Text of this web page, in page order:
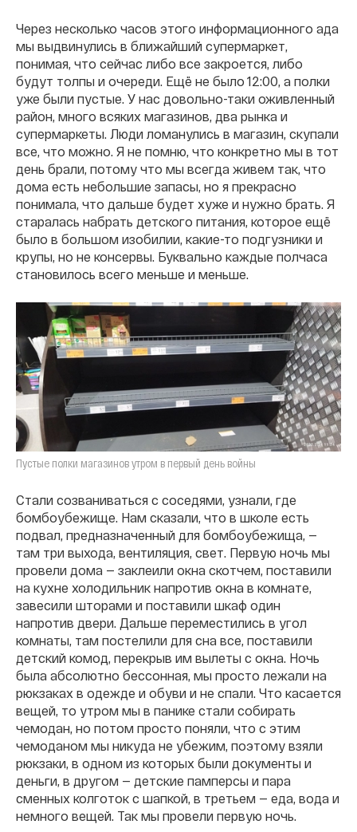
Через несколько часов этого информационного ада
мы выдвинулись в ближайший супермаркет,
понимая, что сейчас либо все закроется, либо
будут толпы и очереди. Ещё не было 12:00, а полки
уже были пустые. У нас довольно-таки оживленный
район, много всяких магазинов, два рынка и
супермаркеты. Люди ломанулись в магазин, скупали
все, что можно. Я не помню, что конкретно мы в тот
день брали, потому что мы всегда живем так, что
дома есть небольшие запасы, но я прекрасно
понимала, что дальше будет хуже и нужно брать. Я
старалась набрать детского питания, которое ещё
было в большом изобилии, какие-то подгузники и
крупы, но не консервы. Буквально каждые полчаса
становилось всего меньше и меньше.
Пустые полки магазинов утром в первый день войны
Стали созваниваться с соседями, узнали, где
бомбоубежище. Нам сказали, что в школе есть
подвал, предназначенный для бомбоубежища, —
там три выхода, вентиляция, свет. Первую ночь мы
провели дома — заклеили окна скотчем, поставили
на кухне холодильник напротив окна в комнате,
завесили шторами и поставили шкаф один
напротив двери. Дальше переместились в угол
комнаты, там постелили для сна все, поставили
детский комод, перекрыв им вылеты с окна. Ночь
была абсолютно бессонная, мы просто лежали на
рюкзаках в одежде и обуви и не спали. Что касается
вещей, то утром мы в панике стали собирать
чемодан, но потом просто поняли, что с этим
чемоданом мы никуда не убежим, поэтому взяли
рюкзаки, в одном из которых были документы и
деньги, в другом — детские памперсы и пара
сменных колготок с шапкой, в третьем — еда, вода и
немного вещей. Так мы провели первую ночь.